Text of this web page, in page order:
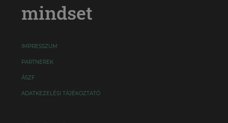
mindset
IMPRESSZUM
PARTNEREK
ÁSZF
ADATKEZELÉSI TÁJÉKOZTATÓ